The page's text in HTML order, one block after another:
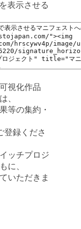
表示させる
視化作品
、
等の集約・
登録くださ
ッチプロジ
に、
いただきま